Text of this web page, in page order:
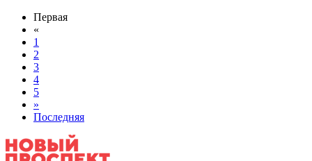
Первая
«
1
2
3
4
5
»
Последняя